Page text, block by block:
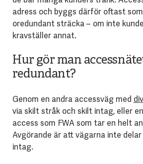
adress och byggs därför oftast
oredundant sträcka – om inte
kravställer annat.
Hur gör man
redundant?
Genom en andra accessväg med
via skilt stråk och skilt intag, eller
access som FWA som tar en helt
Avgörande är att vägarna inte
intag.